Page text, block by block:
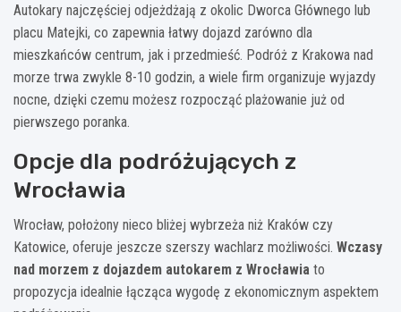
Autokary najczęściej odjeżdżają z okolic Dworca Głównego lub
placu Matejki, co zapewnia łatwy dojazd zarówno dla
mieszkańców centrum, jak i przedmieść. Podróż z Krakowa nad
morze trwa zwykle 8-10 godzin, a wiele firm organizuje wyjazdy
nocne, dzięki czemu możesz rozpocząć plażowanie już od
pierwszego poranka.
Opcje dla podróżujących z
Wrocławia
Wrocław, położony nieco bliżej wybrzeża niż Kraków czy
Katowice, oferuje jeszcze szerszy wachlarz możliwości. Wczasy
nad morzem z dojazdem autokarem z Wrocławia to
propozycja idealnie łącząca wygodę z ekonomicznym aspektem